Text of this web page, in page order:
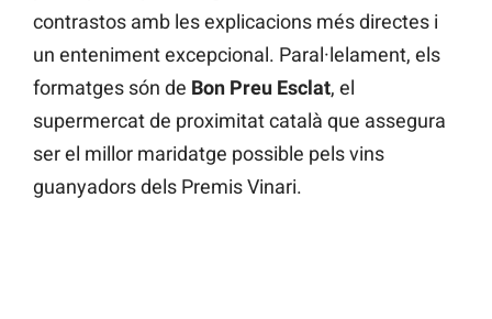
contrastos amb les explicacions més directes i
un enteniment excepcional. Paral·lelament, els
formatges són de Bon Preu Esclat, el
supermercat de proximitat català que assegura
ser el millor maridatge possible pels vins
guanyadors dels Premis Vinari.